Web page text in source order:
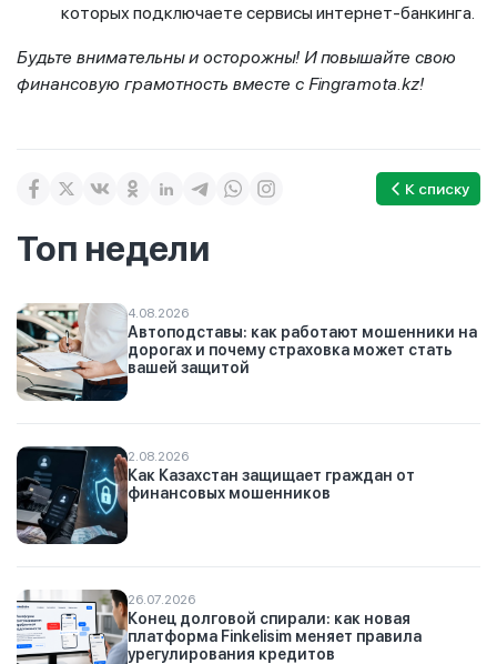
которых подключаете сервисы интернет-банкинга.
Будьте внимательны и осторожны! И повышайте свою
финансовую грамотность вместе с Fingramota.kz!
К списку
Топ недели
4.08.2026
Автоподставы: как работают мошенники на
дорогах и почему страховка может стать
вашей защитой
2.08.2026
Как Казахстан защищает граждан от
финансовых мошенников
26.07.2026
Конец долговой спирали: как новая
платформа Finkelisim меняет правила
урегулирования кредитов